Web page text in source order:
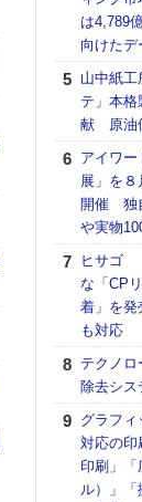
は4,789
向けたデ
山中紙
テ」本
献 原油
アイワ
展」を８
開催 独
や実物
ヒサゴ
な「CP
着」を
も対応
テクノ
除去シス
グラフ
対応の印
印刷」「
ル）」「